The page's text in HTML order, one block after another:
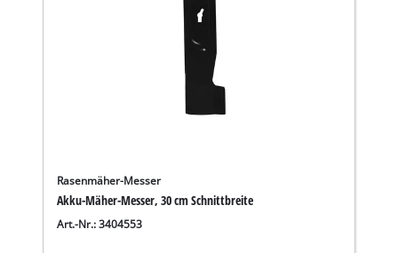
Rasenmäher-Messer
Akku-Mäher-Messer, 30 cm Schnittbreite
Art.-Nr.: 3404553